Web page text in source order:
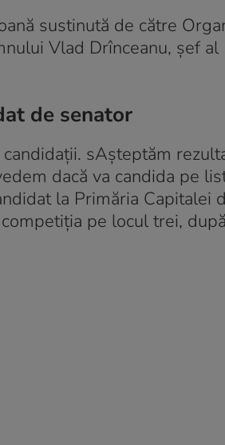
sustinută de către
Vlad Drînceanu, șef
de senator
sAşteptăm
dacă va candida pe
la Primăria
pe locul trei,